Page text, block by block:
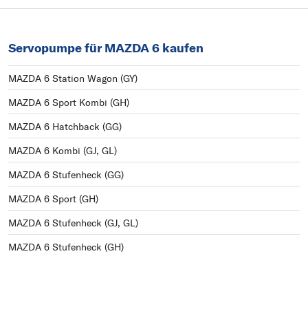
Servopumpe für MAZDA 6 kaufen
MAZDA 6 Station Wagon (GY)
MAZDA 6 Sport Kombi (GH)
MAZDA 6 Hatchback (GG)
MAZDA 6 Kombi (GJ, GL)
MAZDA 6 Stufenheck (GG)
MAZDA 6 Sport (GH)
MAZDA 6 Stufenheck (GJ, GL)
MAZDA 6 Stufenheck (GH)